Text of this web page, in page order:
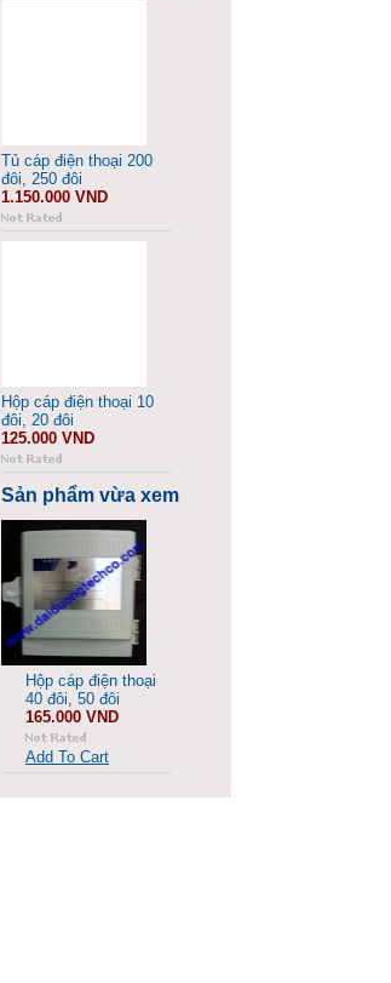
Tủ cáp điện thoại 200
đôi, 250 đôi
1.150.000 VND
Hộp cáp điện thoại 10
đôi, 20 đôi
125.000 VND
Sản phẩm vừa xem
Hộp cáp điện thoại
40 đôi, 50 đôi
165.000 VND
Add To Cart